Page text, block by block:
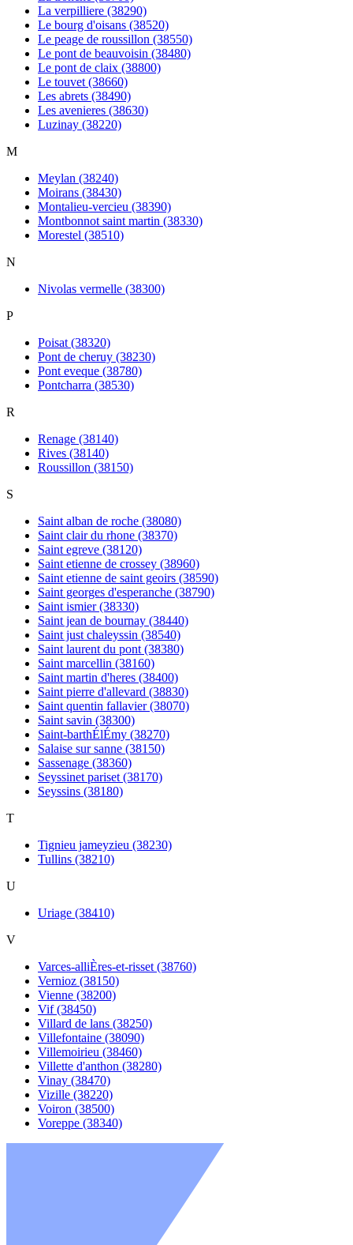
La verpilliere (38290)
Le bourg d'oisans (38520)
Le peage de roussillon (38550)
Le pont de beauvoisin (38480)
Le pont de claix (38800)
Le touvet (38660)
Les abrets (38490)
Les avenieres (38630)
Luzinay (38220)
M
Meylan (38240)
Moirans (38430)
Montalieu-vercieu (38390)
Montbonnot saint martin (38330)
Morestel (38510)
N
Nivolas vermelle (38300)
P
Poisat (38320)
Pont de cheruy (38230)
Pont eveque (38780)
Pontcharra (38530)
R
Renage (38140)
Rives (38140)
Roussillon (38150)
S
Saint alban de roche (38080)
Saint clair du rhone (38370)
Saint egreve (38120)
Saint etienne de crossey (38960)
Saint etienne de saint geoirs (38590)
Saint georges d'esperanche (38790)
Saint ismier (38330)
Saint jean de bournay (38440)
Saint just chaleyssin (38540)
Saint laurent du pont (38380)
Saint marcellin (38160)
Saint martin d'heres (38400)
Saint pierre d'allevard (38830)
Saint quentin fallavier (38070)
Saint savin (38300)
Saint-barthÉlÉmy (38270)
Salaise sur sanne (38150)
Sassenage (38360)
Seyssinet pariset (38170)
Seyssins (38180)
T
Tignieu jameyzieu (38230)
Tullins (38210)
U
Uriage (38410)
V
Varces-alliÈres-et-risset (38760)
Vernioz (38150)
Vienne (38200)
Vif (38450)
Villard de lans (38250)
Villefontaine (38090)
Villemoirieu (38460)
Villette d'anthon (38280)
Vinay (38470)
Vizille (38220)
Voiron (38500)
Voreppe (38340)